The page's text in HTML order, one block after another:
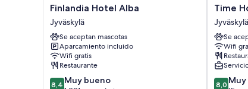
Finlandia
Hotel
Alba
Jyväskylä
Finlandia Hotel Alba
Jyväskylä
Se aceptan mascotas
Aparcamiento incluido
Wifi gratis
Restaurante
8.4
8,4 Muy bueno
Time
Hotel
Jyväskylä
Time
Jyväskylä
Se
Wifi
8.0
8,0